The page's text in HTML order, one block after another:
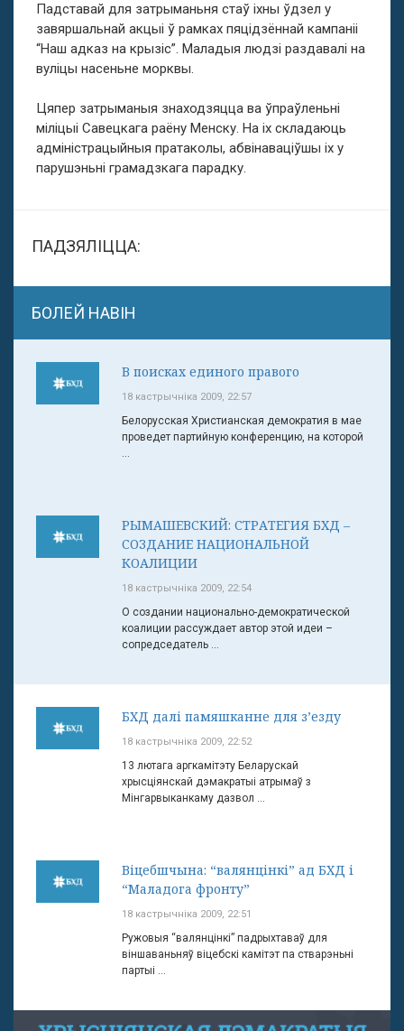
Падставай для затрыманьня стаў іхны ўдзел у
завяршальнай акцыі ў рамках пяцідзённай кампаніі
“Наш адказ на крызіс”. Маладыя людзі раздавалі на
вуліцы насеньне морквы.
Цяпер затрыманыя знаходзяцца ва ўпраўленьні
міліцыі Савецкага раёну Менску. На іх складаюць
адміністрацыйныя пратаколы, абвінаваціўшы іх у
парушэньні грамадзкага парадку.
ПАДЗЯЛІЦЦА:
БОЛЕЙ НАВІН
В поисках единого правого
18 кастрычніка 2009, 22:57
Белорусская Христианская демократия в мае
проведет партийную конференцию, на которой
...
РЫМАШЕВСКИЙ: СТРАТЕГИЯ БХД –
СОЗДАНИЕ НАЦИОНАЛЬНОЙ
КОАЛИЦИИ
18 кастрычніка 2009, 22:54
О создании национально-демократической
коалиции рассуждает автор этой идеи –
сопредседатель ...
БХД далі памяшканне для з’езду
18 кастрычніка 2009, 22:52
13 лютага аргкамітэту Беларускай
хрысціянскай дэмакратыі атрымаў з
Мінгарвыканкаму дазвол ...
Віцебшчына: “валянцінкі” ад БХД і
“Маладога фронту”
18 кастрычніка 2009, 22:51
Ружовыя “валянцінкі” падрыхтаваў для
віншаваньняў віцебскі камітэт па стварэньні
партыі ...